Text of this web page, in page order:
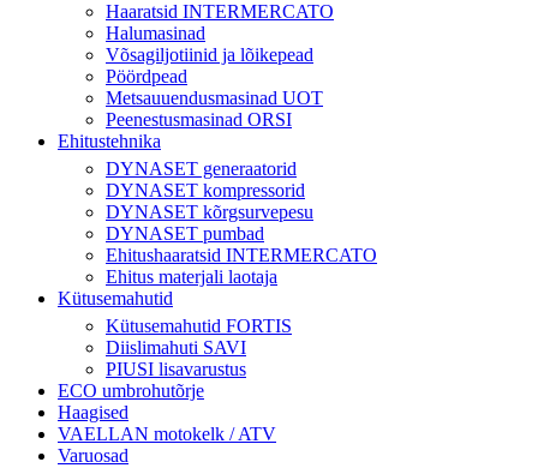
Haaratsid INTERMERCATO
Halumasinad
Võsagiljotiinid ja lõikepead
Pöördpead
Metsauuendusmasinad UOT
Peenestusmasinad ORSI
Ehitustehnika
DYNASET generaatorid
DYNASET kompressorid
DYNASET kõrgsurvepesu
DYNASET pumbad
Ehitushaaratsid INTERMERCATO
Ehitus materjali laotaja
Kütusemahutid
Kütusemahutid FORTIS
Diislimahuti SAVI
PIUSI lisavarustus
ECO umbrohutõrje
Haagised
VAELLAN motokelk / ATV
Varuosad